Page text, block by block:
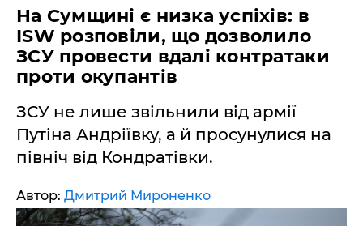
На Сумщині є низка успіхів: в
ISW розповіли, що дозволило
ЗСУ провести вдалі контратаки
проти окупантів
ЗСУ не лише звільнили від армії
Путіна Андріївку, а й просунулися на
північ від Кондратівки.
Автор: Дмитрий Мироненко